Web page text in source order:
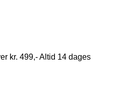
kr. 499,- Altid 14 dages